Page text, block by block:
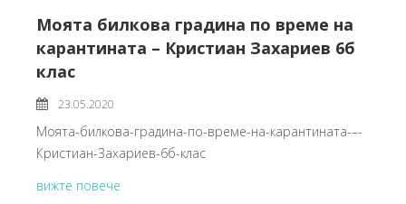
Моята билкова градина по време на
карантината – Кристиан Захариев 6б
клас
23.05.2020
Моята-билкова-градина-по-време-на-карантината-–-
Кристиан-Захариев-6б-клас
вижте повече